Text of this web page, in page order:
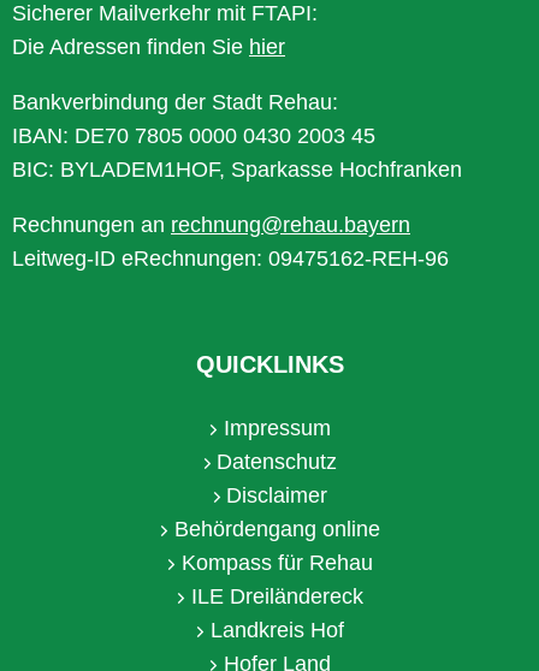
Sicherer Mailverkehr mit FTAPI:
Die Adressen finden Sie hier
Bankverbindung der Stadt Rehau:
IBAN: DE70 7805 0000 0430 2003 45
BIC: BYLADEM1HOF, Sparkasse Hochfranken
Rechnungen an rechnung@rehau.bayern
Leitweg-ID eRechnungen: 09475162-REH-96
QUICKLINKS
Impressum
Datenschutz
Disclaimer
Behördengang online
Kompass für Rehau
ILE Dreiländereck
Landkreis Hof
Hofer Land